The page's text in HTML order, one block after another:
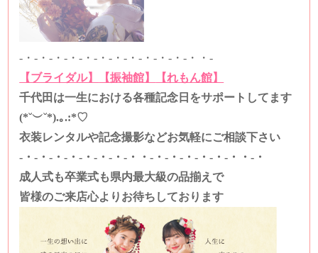
-・-・-・-・-・-・-・-・-・-・-・-・・-
【ブライダル】
【振袖館】
【れもん館】
千代田は一生における各種記念日をサポートしてます
(*˘︶˘*).｡.:*♡
衣装レンタルや記念撮影などお気軽にご相談下さい
-・-・-・-・-・-・-・-・・-・-・-・-・-・-・・-・
成人式も卒業式も県内最大級の品揃えで
皆様のご来店心よりお待ちしております